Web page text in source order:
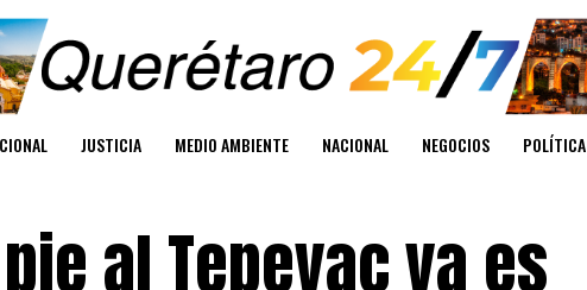
JUSTICIA MEDIO AMBIENTE NACIONAL NEGOCIOS POLÍTICA
al Tepeyac ya es